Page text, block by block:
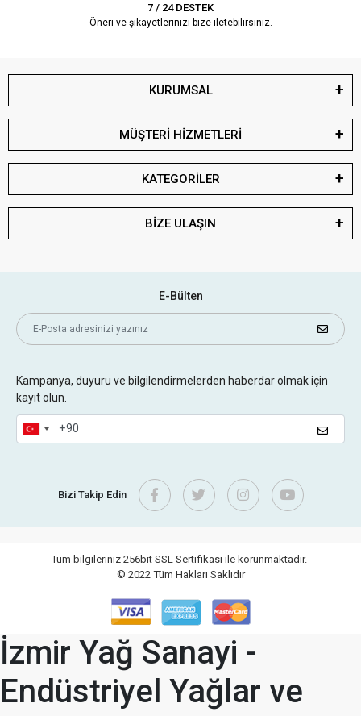
7 / 24 DESTEK
Öneri ve şikayetlerinizi bize iletebilirsiniz.
KURUMSAL
MÜŞTERİ HİZMETLERİ
KATEGORİLER
BİZE ULAŞIN
E-Bülten
Kampanya, duyuru ve bilgilendirmelerden haberdar olmak için
kayıt olun.
Bizi Takip Edin
Tüm bilgileriniz 256bit SSL Sertifikası ile korunmaktadır.
© 2022 Tüm Hakları Saklıdır
İzmir Yağ Sanayi -
Endüstriyel Yağlar ve